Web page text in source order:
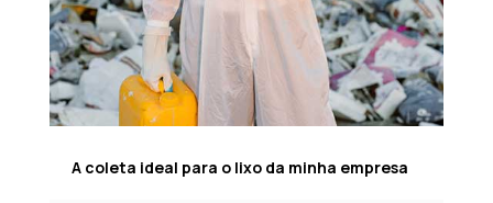
A coleta ideal para o lixo da minha empresa